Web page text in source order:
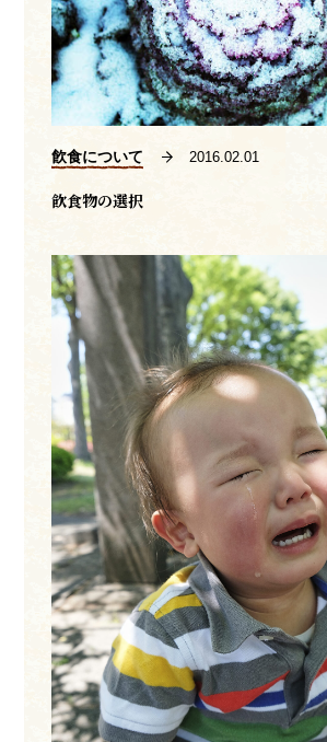
飮食について 2016.02.01
飮食物の選択